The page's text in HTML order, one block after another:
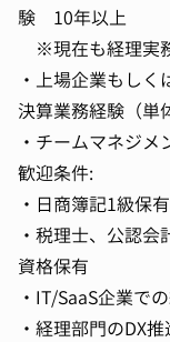
験 10年以上
※現在も経理実
・上場企業もし
決算業務経験（単
・チームマネジメ
歓迎条件:
・日商簿記1級保有
・税理士、公認会
資格保有
・IT/SaaS企業で
・経理部門のDX